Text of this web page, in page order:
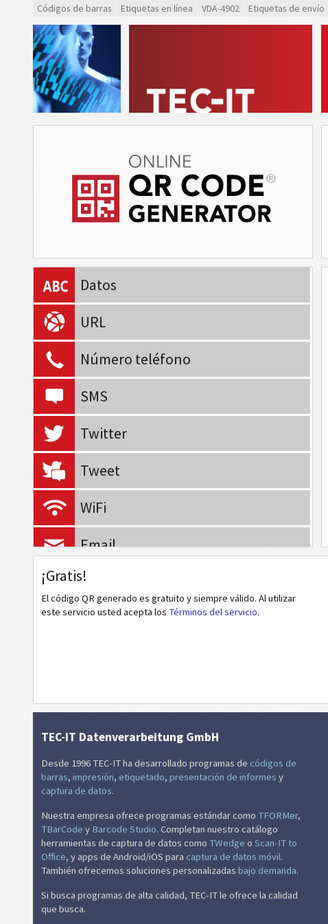
Códigos de barras Etiquetas en línea VDA-4902 Etiquetas de envío
Datos
URL
Número teléfono
SMS
Twitter
Tweet
WiFi
Email
Evento
vCard
¡Gratis!
El código QR generado es gratuito y siempre válido. Al utilizar
este servicio usted acepta los Términos del servicio.
TEC-IT Datenverarbeitung GmbH
Desde 1996 TEC-IT ha desarrollado programas de códigos de
barras, impresión, etiquetado, presentación de informes y
captura de datos.
Nuestra empresa ofrece programas estándar como TFORMer,
TBarCode y Barcode Studio. Completan nuestro catálogo
herramientas de captura de datos como TWedge o Scan-IT to
Office, y apps de Android/iOS para captura de datos móvil.
También ofrecemos soluciones personalizadas bajo demanda.
Si busca programas de alta calidad, TEC-IT le ofrece la calidad
que busca.